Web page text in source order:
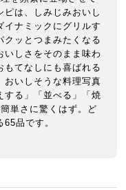
ピは、しみじみおいし
イナミックにグリルす
クッとつまみたくなる
いしさをそのまま味わ
もてなしにも喜ばれる
おいしそうな料理写真
する」「並べる」「焼
単さに驚くはず。ど
品です。